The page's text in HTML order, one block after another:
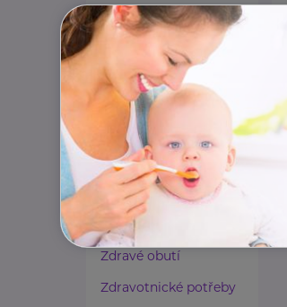
Paliativní péče
Rady a tipy
Harmonie duše a těla
Zaměstnávání osob ze
zdravotním
postižením
Lázeňství a wellness
Zdravé spaní a sezení
Zdravé obutí
Zdravotnické potřeby